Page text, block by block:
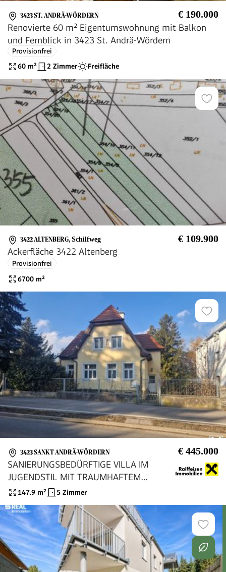
3423 ST. ANDRÄ-WÖRDERN € 190.000
Renovierte 60 m² Eigentumswohnung mit Balkon
und Fernblick in 3423 St. Andrä-Wördern
Provisionfrei
60 m² 2 Zimmer Freifläche
3422 ALTENBERG, Schilfweg € 109.900
Ackerfläche 3422 Altenberg
Provisionfrei
6700 m²
3423 SANKT ANDRÄ-WÖRDERN € 445.000
SANIERUNGSBEDÜRFTIGE VILLA IM
JUGENDSTIL MIT TRAUMHAFTEM
GARTEN SAMT ALTBAUMBESTAND IN
ZENTRUMSLAGE
147.9 m² 5 Zimmer